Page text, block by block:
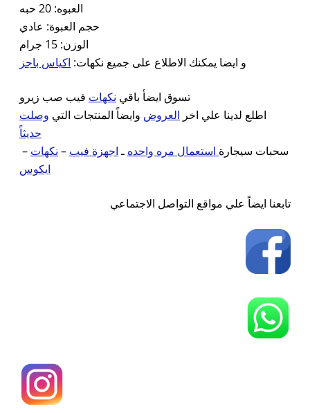
العبوه: 20 حبه
حجم العبوة: عادي
الوزن: 15 جرام
و ايضا يمكنك الاطلاع على جميع نكهات: اكياس باجز
تسوق ايضأ باقي نكهات فيب صب زيرو
اطلع لدينا علي اخر العروض وايضاً المنتجات التي وصلت
حديثاً
سحبات سيجارة استعمال مره واحده ـاجهزة فيب – نكهات –
ايكوس
تابعنا ايضاً علي مواقع التواصل الاجتماعي